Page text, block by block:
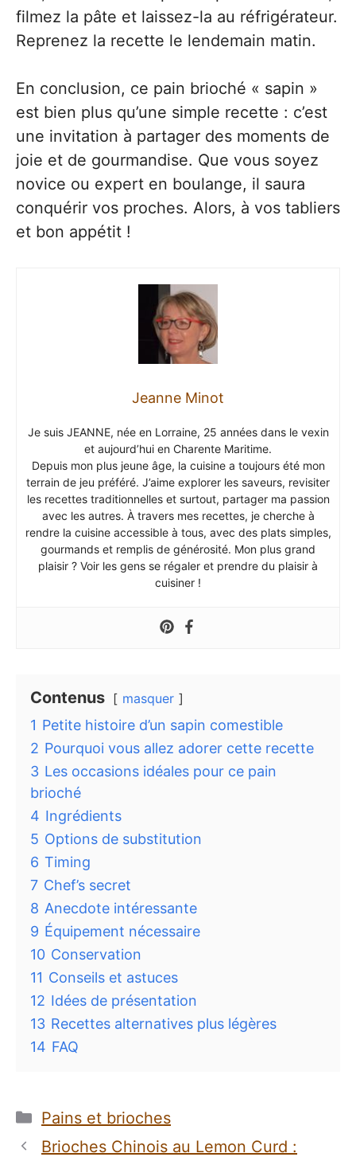
filmez la pâte et laissez-la au réfrigérateur.
Reprenez la recette le lendemain matin.
En conclusion, ce pain brioché « sapin »
est bien plus qu’une simple recette : c’est
une invitation à partager des moments de
joie et de gourmandise. Que vous soyez
novice ou expert en boulange, il saura
conquérir vos proches. Alors, à vos tabliers
et bon appétit !
Jeanne Minot
Je suis JEANNE, née en Lorraine, 25 années dans le vexin
et aujourd’hui en Charente Maritime.
Depuis mon plus jeune âge, la cuisine a toujours été mon
terrain de jeu préféré. J’aime explorer les saveurs, revisiter
les recettes traditionnelles et surtout, partager ma passion
avec les autres. À travers mes recettes, je cherche à
rendre la cuisine accessible à tous, avec des plats simples,
gourmands et remplis de générosité. Mon plus grand
plaisir ? Voir les gens se régaler et prendre du plaisir à
cuisiner !
Contenus masquer
1 Petite histoire d’un sapin comestible
2 Pourquoi vous allez adorer cette recette
3 Les occasions idéales pour ce pain
brioché
4 Ingrédients
5 Options de substitution
6 Timing
7 Chef’s secret
8 Anecdote intéressante
9 Équipement nécessaire
10 Conservation
11 Conseils et astuces
12 Idées de présentation
13 Recettes alternatives plus légères
14 FAQ
Catégories
Pains et brioches
Brioches Chinois au Lemon Curd :